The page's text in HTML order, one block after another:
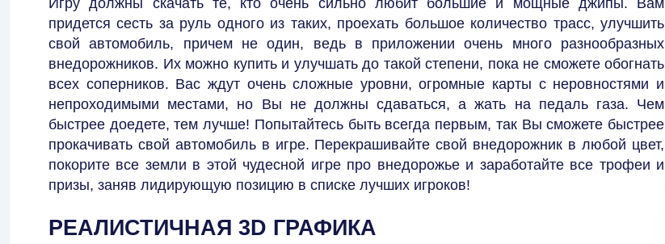
придется сесть за руль одного из таких, проехать большое количество трасс, улучшить
свой автомобиль, причем не один, ведь в приложении очень много разнообразных
внедорожников. Их можно купить и улучшать до такой степени, пока не сможете обогнать
всех соперников. Вас ждут очень сложные уровни, огромные карты с неровностями и
непроходимыми местами, но Вы не должны сдаваться, а жать на педаль газа. Чем
быстрее доедете, тем лучше! Попытайтесь быть всегда первым, так Вы сможете быстрее
прокачивать свой автомобиль в игре. Перекрашивайте свой внедорожник в любой цвет,
покорите все земли в этой чудесной игре про внедорожье и заработайте все трофеи и
призы, заняв лидирующую позицию в списке лучших игроков!
РЕАЛИСТИЧНАЯ 3D ГРАФИКА